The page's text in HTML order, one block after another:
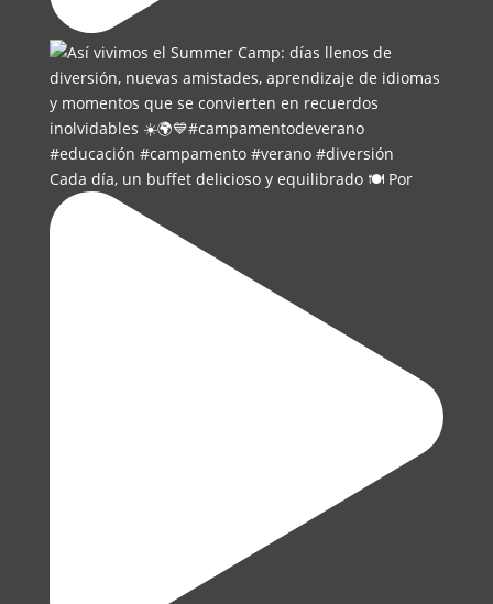
Cada día, un buffet delicioso y equilibrado 🍽️ Por